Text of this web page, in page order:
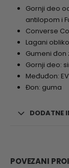
Gornji deo
antilopom i
Converse
Lagani
Gumeni đon
Gornji deo:
Međuđon:
Đon: guma
DODATNE
POVEZANI